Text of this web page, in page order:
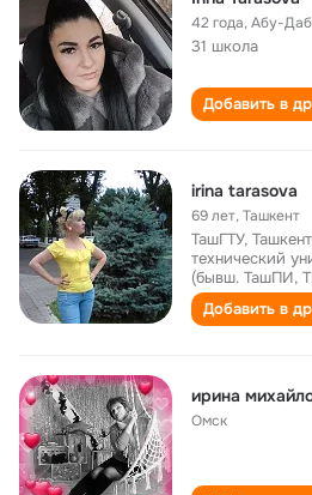
42 года,Абу-
31 школа
Добавить в
irina tarasova
69 лет,Ташкент
ТашГТУ,
технический
(бывш. ТашПИ,
Добавить в
ирина
Омск